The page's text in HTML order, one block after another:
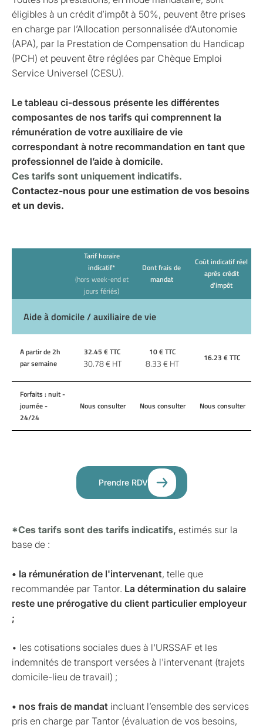
éligibles à un crédit d’impôt à 50%, peuvent être prises
en charge par l’Allocation personnalisée d’Autonomie
(APA), par la Prestation de Compensation du Handicap
(PCH) et peuvent être réglées par Chèque Emploi
Service Universel (CESU).
Le tableau ci-dessous présente les différentes
composantes de nos tarifs qui comprennent la
rémunération de votre auxiliaire de vie
correspondant à notre recommandation en tant que
professionnel de l’aide à domicile.
Ces tarifs sont uniquement indicatifs.
Contactez-nous pour une estimation de vos besoins
et un devis.
Tarif horaire
indicatif*
(hors week-end et
jours fériés)
Dont frais de
mandat
Coût indicatif réel
après crédit
d'impôt
Aide à domicile / auxiliaire de vie
A partir de 2h
par semaine
32.45 € TTC
30.78€ HT
10€ TTC
8.33€ HT 16.23 € TTC
Forfaits : nuit -
journée -
24/24
Nous consulter Nous consulter Nous consulter
Prendre RDV
*Ces tarifs sont des tarifs indicatifs, estimés sur la
base de :
• la rémunération de l'intervenant, telle que
recommandée par Tantor. La détermination du salaire
reste une prérogative du client particulier employeur
;
• les cotisations sociales dues à l'URSSAF et les
indemnités de transport versées à l'intervenant (trajets
domicile-lieu de travail) ;
• nos frais de mandat incluant l’ensemble des services
pris en charge par Tantor (évaluation de vos besoins,